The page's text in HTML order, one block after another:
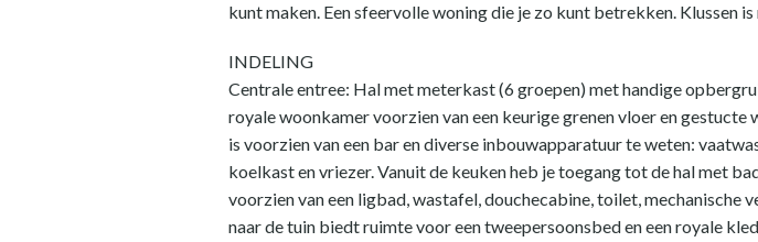
kunt maken. Een sfeervolle woning die je zo kunt betrekken. Klussen
INDELING
Centrale entree: Hal met meterkast (6 groepen) met handige
royale woonkamer voorzien van een keurige grenen vloer en
is voorzien van een bar en diverse inbouwapparatuur te weten:
koelkast en vriezer. Vanuit de keuken heb je toegang tot de hal met
voorzien van een ligbad, wastafel, douchecabine, toilet,
naar de tuin biedt ruimte voor een tweepersoonsbed en een royale